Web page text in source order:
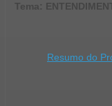
Tema:
Resumo do